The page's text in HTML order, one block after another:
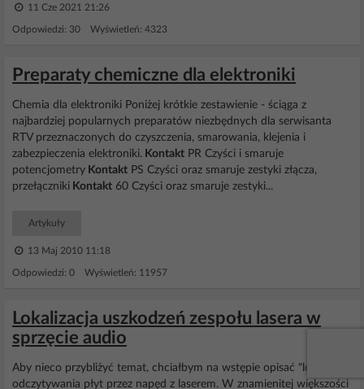
11 Cze 2021 21:26
Odpowiedzi: 30 Wyświetleń: 4323
Preparaty chemiczne dla elektroniki
Chemia dla elektroniki Poniżej krótkie zestawienie - ściąga z
najbardziej popularnych preparatów niezbędnych dla serwisanta
RTV przeznaczonych do czyszczenia, smarowania, klejenia i
zabezpieczenia elektroniki. Kontakt PR Czyści i smaruje
potencjometry Kontakt PS Czyści oraz smaruje zestyki złącza,
przełączniki Kontakt 60 Czyści oraz smaruje zestyki...
Artykuły
13 Maj 2010 11:18
Odpowiedzi: 0 Wyświetleń: 11957
Lokalizacja uszkodzeń zespołu lasera w
sprzęcie audio
Aby nieco przybliżyć temat, chciałbym na wstępie opisać "logikę"
odczytywania płyt przez napęd z laserem. W znamienitej większości